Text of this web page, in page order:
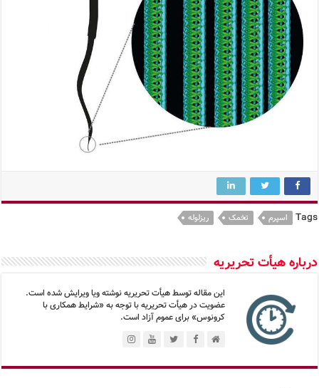
Tags اسپرم تخمک ریزلوله
درباره هیأت تحریریه
این مقاله توسط هیأت تحریریه نوشته ویا ویرایش شده است.
عضویت در هیأت تحریریه با توجه به «شرایط همکاری با
کرونوس» برای عموم آزاد است.